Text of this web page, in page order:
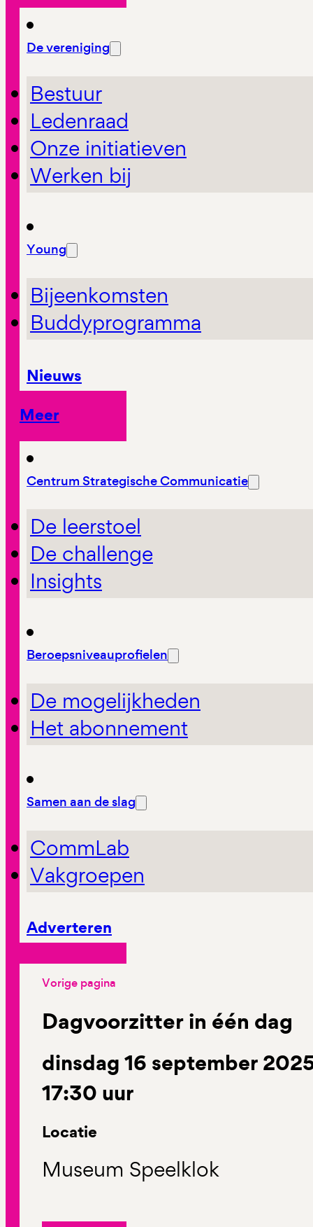
De vereniging
Bestuur
Ledenraad
Onze initiatieven
Werken bij
Young
Bijeenkomsten
Buddyprogramma
Nieuws
Meer
Centrum Strategische Communicatie
De leerstoel
De challenge
Insights
Beroepsniveauprofielen
De mogelijkheden
Het abonnement
Samen aan de slag
CommLab
Vakgroepen
Adverteren
Vorige pagina
Dagvoorzitter in één dag
dinsdag 16 september
17:30 uur
Locatie
Museum Speelklok